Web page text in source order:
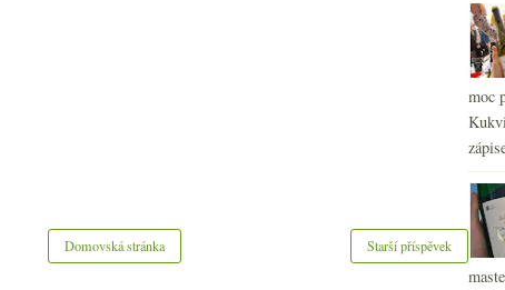
Starší příspěvek
Domovská stránka
►
►
►
►
►
►
►
moc